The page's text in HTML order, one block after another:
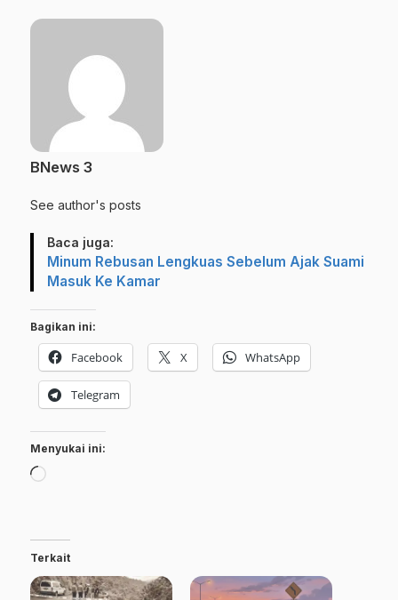
BNews 3
See author's posts
Baca juga:
Minum Rebusan Lengkuas Sebelum Ajak Suami
Masuk Ke Kamar
Bagikan ini:
Facebook X WhatsApp
Telegram
Menyukai ini:
Memuat...
Terkait